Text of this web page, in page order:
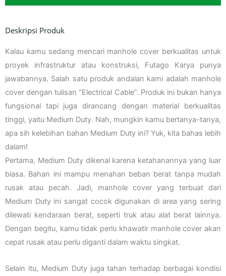
Deskripsi Produk
Kalau kamu sedang mencari manhole cover berkualitas untuk
proyek infrastruktur atau konstruksi, Futago Karya punya
jawabannya. Salah satu produk andalan kami adalah manhole
cover dengan tulisan “Electrical Cable”. Produk ini bukan hanya
fungsional tapi juga dirancang dengan material berkualitas
tinggi, yaitu Medium Duty. Nah, mungkin kamu bertanya-tanya,
apa sih kelebihan bahan Medium Duty ini? Yuk, kita bahas lebih
dalam!
Pertama, Medium Duty dikenal karena ketahanannya yang luar
biasa. Bahan ini mampu menahan beban berat tanpa mudah
rusak atau pecah. Jadi, manhole cover yang terbuat dari
Medium Duty ini sangat cocok digunakan di area yang sering
dilewati kendaraan berat, seperti truk atau alat berat lainnya.
Dengan begitu, kamu tidak perlu khawatir manhole cover akan
cepat rusak atau perlu diganti dalam waktu singkat.
Selain itu, Medium Duty juga tahan terhadap berbagai kondisi